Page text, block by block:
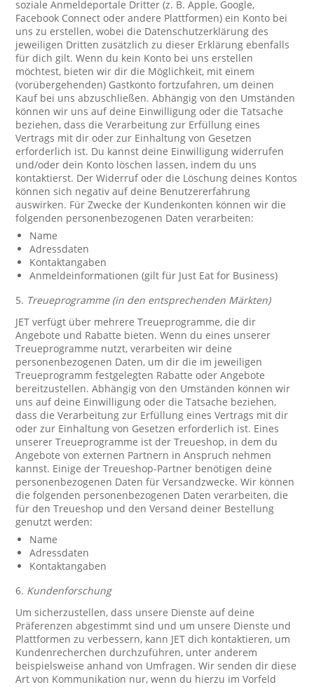
soziale Anmeldeportale Dritter (z. B. Apple, Google,
Facebook Connect oder andere Plattformen) ein Konto bei
uns zu erstellen, wobei die Datenschutzerklärung des
jeweiligen Dritten zusätzlich zu dieser Erklärung ebenfalls
für dich gilt. Wenn du kein Konto bei uns erstellen
möchtest, bieten wir dir die Möglichkeit, mit einem
(vorübergehenden) Gastkonto fortzufahren, um deinen
Kauf bei uns abzuschließen. Abhängig von den Umständen
können wir uns auf deine Einwilligung oder die Tatsache
beziehen, dass die Verarbeitung zur Erfüllung eines
Vertrags mit dir oder zur Einhaltung von Gesetzen
erforderlich ist. Du kannst deine Einwilligung widerrufen
und/oder dein Konto löschen lassen, indem du uns
kontaktierst. Der Widerruf oder die Löschung deines Kontos
können sich negativ auf deine Benutzererfahrung
auswirken. Für Zwecke der Kundenkonten können wir die
folgenden personenbezogenen Daten verarbeiten:
Name
Adressdaten
Kontaktangaben
Anmeldeinformationen (gilt für Just Eat for Business)
5. Treueprogramme (in den entsprechenden Märkten)
JET verfügt über mehrere Treueprogramme, die dir
Angebote und Rabatte bieten. Wenn du eines unserer
Treueprogramme nutzt, verarbeiten wir deine
personenbezogenen Daten, um dir die im jeweiligen
Treueprogramm festgelegten Rabatte oder Angebote
bereitzustellen. Abhängig von den Umständen können wir
uns auf deine Einwilligung oder die Tatsache beziehen,
dass die Verarbeitung zur Erfüllung eines Vertrags mit dir
oder zur Einhaltung von Gesetzen erforderlich ist. Eines
unserer Treueprogramme ist der Treueshop, in dem du
Angebote von externen Partnern in Anspruch nehmen
kannst. Einige der Treueshop-Partner benötigen deine
personenbezogenen Daten für Versandzwecke. Wir können
die folgenden personenbezogenen Daten verarbeiten, die
für den Treueshop und den Versand deiner Bestellung
genutzt werden:
Name
Adressdaten
Kontaktangaben
6. Kundenforschung
Um sicherzustellen, dass unsere Dienste auf deine
Präferenzen abgestimmt sind und um unsere Dienste und
Plattformen zu verbessern, kann JET dich kontaktieren, um
Kundenrecherchen durchzuführen, unter anderem
beispielsweise anhand von Umfragen. Wir senden dir diese
Art von Kommunikation nur, wenn du hierzu im Vorfeld